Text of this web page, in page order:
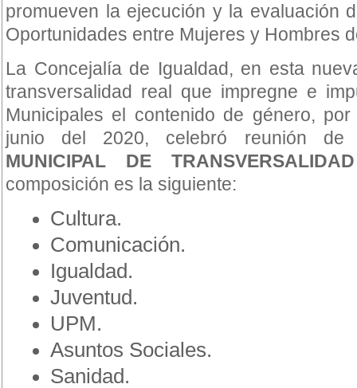
promueven la ejecución y la evaluación
Oportunidades entre Mujeres y Hombres
La Concejalía de Igualdad, en esta
transversalidad real que impregne e
Municipales el contenido de género,
junio del 2020, celebró reunión
MUNICIPAL DE
composición es la siguiente:
Cultura.
Comunicación.
Igualdad.
Juventud.
UPM.
Asuntos Sociales.
Sanidad.